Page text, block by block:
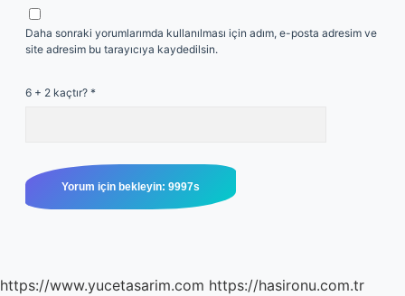
Daha sonraki yorumlarımda kullanılması için adım, e-posta adresim ve
site adresim bu tarayıcıya kaydedilsin.
6 + 2 kaçtır? *
https://www.yucetasarim.com https://hasironu.com.tr